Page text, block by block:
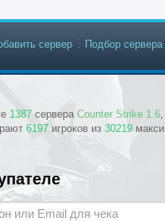
1387 сервера Counter Strike 1.6
6197 игроков из 30219
сервер Подбор сервера